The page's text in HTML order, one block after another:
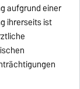
aufgrund einer
ihrerseits ist